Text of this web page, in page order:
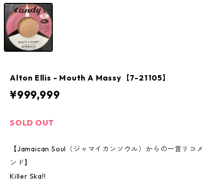
Alton Ellis - Mouth A Massy【7-21105】
¥999,999
SOLD OUT
【Jamaican Soul（ジャマイカンソウル）からの一言リコメ
ンド】
Killer Ska!!